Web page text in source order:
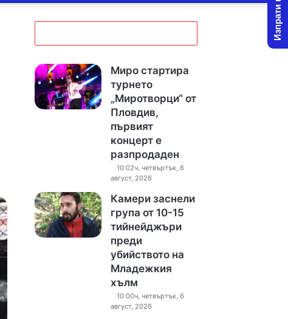
Миро стартира
турнето
„Миротворци“ от
Пловдив,
първият
концерт е
разпродаден
10:02ч, четвъртък, 6
август, 2026
Камери заснели
група от 10-15
тийнейджъри
преди
убийството на
Младежкия
хълм
10:00ч, четвъртък, 6
август, 2026